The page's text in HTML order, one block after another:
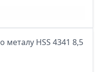
металу HSS 4341 8,5